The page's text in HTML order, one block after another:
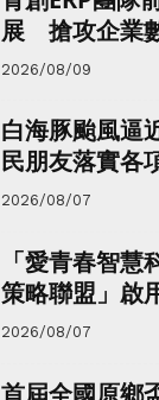
展 搶攻企業
2026/08/09
白海豚颱風逼
民朋友落實各
2026/08/07
「愛青春智
策略聯盟」啟
2026/08/07
首屆全國原